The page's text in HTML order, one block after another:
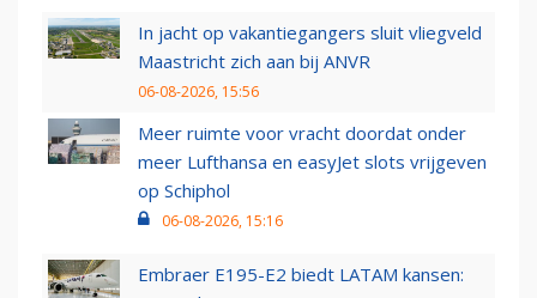
In jacht op vakantiegangers sluit vliegveld
Maastricht zich aan bij ANVR
06-08-2026, 15:56
Meer ruimte voor vracht doordat onder
meer Lufthansa en easyJet slots vrijgeven
op Schiphol
06-08-2026, 15:16
Embraer E195-E2 biedt LATAM kansen: